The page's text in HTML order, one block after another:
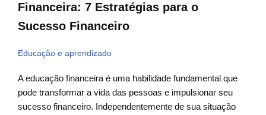
Financeira: 7 Estratégias para o
Sucesso Financeiro
Educação e aprendizado
A educação financeira é uma habilidade fundamental que
pode transformar a vida das pessoas e impulsionar seu
sucesso financeiro. Independentemente de sua situação